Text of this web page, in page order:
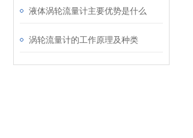
液体涡轮流量计主要优势是什么
涡轮流量计的工作原理及种类